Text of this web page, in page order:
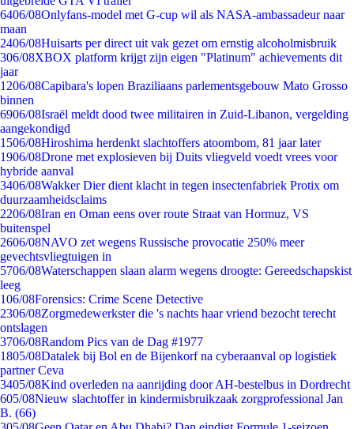
6406/08Onlyfans-model met G-cup wil als NASA-ambassadeur naar
maan
2406/08Huisarts per direct uit vak gezet om ernstig alcoholmisbruik
306/08XBOX platform krijgt zijn eigen "Platinum" achievements dit
jaar
1206/08Capibara's lopen Braziliaans parlementsgebouw Mato Grosso
binnen
6906/08Israël meldt dood twee militairen in Zuid-Libanon, vergelding
aangekondigd
1506/08Hiroshima herdenkt slachtoffers atoombom, 81 jaar later
1906/08Drone met explosieven bij Duits vliegveld voedt vrees voor
hybride aanval
3406/08Wakker Dier dient klacht in tegen insectenfabriek Protix om
duurzaamheidsclaims
2206/08Iran en Oman eens over route Straat van Hormuz, VS
buitenspel
2606/08NAVO zet wegens Russische provocatie 250% meer
gevechtsvliegtuigen in
5706/08Waterschappen slaan alarm wegens droogte: Gereedschapskist
leeg
106/08Forensics: Crime Scene Detective
2306/08Zorgmedewerkster die 's nachts haar vriend bezocht terecht
ontslagen
3706/08Random Pics van de Dag #1977
1805/08Datalek bij Bol en de Bijenkorf na cyberaanval op logistiek
partner Ceva
3405/08Kind overleden na aanrijding door AH-bestelbus in Dordrecht
605/08Nieuw slachtoffer in kindermisbruikzaak zorgprofessional Jan
B. (66)